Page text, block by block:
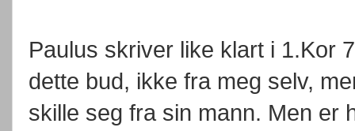
Paulus skriver like klart i 1.Kor
dette bud, ikke fra meg selv,
skille seg fra sin mann. Men er